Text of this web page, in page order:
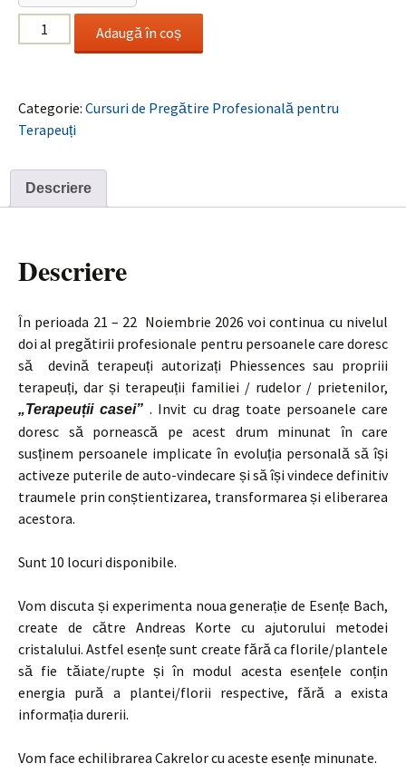
Cantitate
2.
–
Esențele
+
Esențe
+
Esențe
Piramide
Adaugă în coș
Categorie: Cursuri de Pregătire Profesională pentru
Terapeuți
Descriere
Descriere
În perioada 21 – 22 Noiembrie 2026 voi continua cu nivelul
doi al pregătirii profesionale pentru persoanele care doresc
să devină terapeuți autorizați Phiessences sau propriii
terapeuți, dar și terapeuții familiei / rudelor / prietenilor,
„Terapeuții casei” . Invit cu drag toate persoanele care
doresc să pornească pe acest drum minunat în care
susținem persoanele implicate în evoluția personală să își
activeze puterile de auto-vindecare și să își vindece definitiv
traumele prin conștientizarea, transformarea și eliberarea
acestora.
Sunt 10 locuri disponibile.
Vom discuta și experimenta noua generație de Esențe Bach,
create de către Andreas Korte cu ajutorului metodei
cristalului. Astfel esențe sunt create fără ca florile/plantele
să fie tăiate/rupte și în modul acesta esențele conțin
energia pură a plantei/florii respective, fără a exista
informația durerii.
Vom face echilibrarea Cakrelor cu aceste esențe minunate.